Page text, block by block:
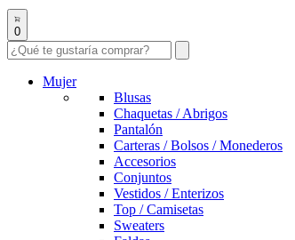
0
Mujer
Blusas
Chaquetas / Abrigos
Pantalón
Carteras / Bolsos / Monederos
Accesorios
Conjuntos
Vestidos / Enterizos
Top / Camisetas
Sweaters